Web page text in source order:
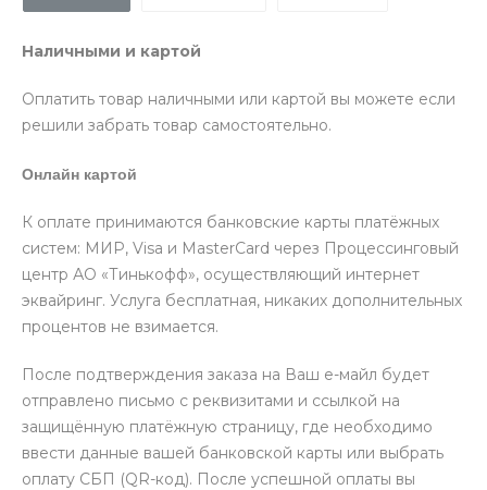
Наличными и картой
Оплатить товар наличными или картой вы можете если
решили забрать товар самостоятельно.
Онлайн картой
К оплате принимаются банковские карты платёжных
систем: МИР, Visa и MasterCard через Процессинговый
центр АО «Тинькофф», осуществляющий интернет
эквайринг. Услуга бесплатная, никаких дополнительных
процентов не взимается.
После подтверждения заказа на Ваш е-майл будет
отправлено письмо с реквизитами и ссылкой на
защищённую платёжную страницу, где необходимо
ввести данные вашей банковской карты или выбрать
оплату СБП (QR-код). После успешной оплаты вы